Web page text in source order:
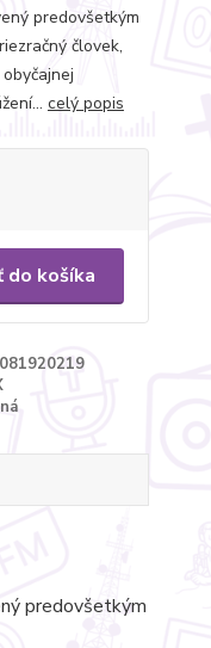
predovšetkým
človek,
celý popis
do košíka
predovšetkým